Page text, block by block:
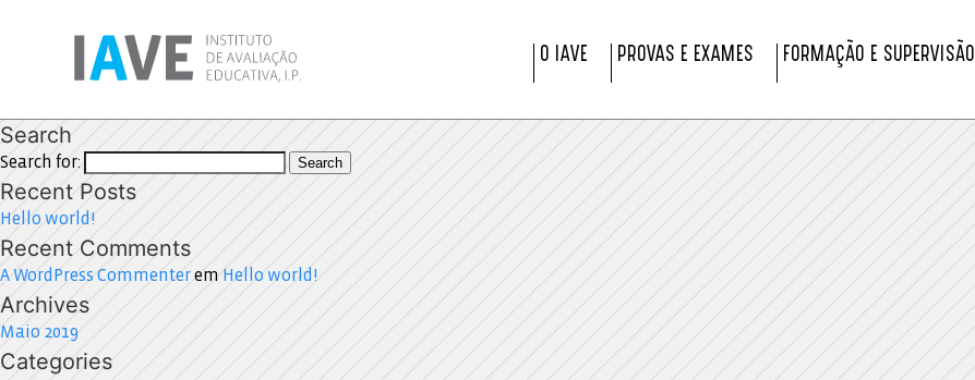
O IAVE PROVAS E EXAMES FORMAÇÃO E SUPERVISÃO
Search
Search for: Search
Recent Posts
Hello world!
Recent Comments
A WordPress Commenterem Hello world!
Archives
Maio 2019
Categories